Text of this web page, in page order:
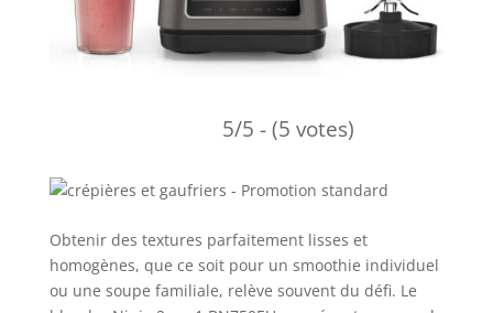
5/5 - (5 votes)
Obtenir des textures parfaitement lisses et
homogènes, que ce soit pour un smoothie individuel
ou une soupe familiale, relève souvent du défi. Le